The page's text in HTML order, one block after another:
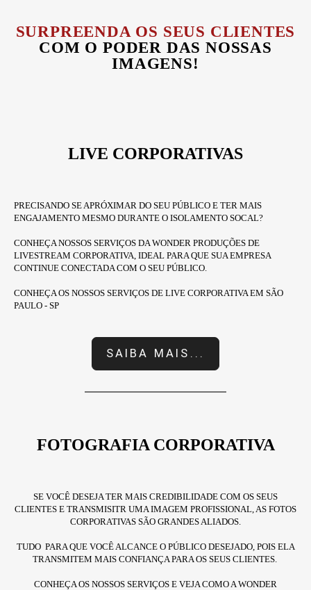
SURPREENDA OS SEUS CLIENTES
COM O PODER DAS NOSSAS
IMAGENS!
LIVE CORPORATIVAS
PRECISANDO SE APRÓXIMAR DO SEU PÚBLICO E TER MAIS
ENGAJAMENTO MESMO DURANTE O ISOLAMENTO SOCAL?
CONHEÇA NOSSOS SERVIÇOS DA WONDER PRODUÇÕES DE
LIVESTREAM CORPORATIVA, IDEAL PARA QUE SUA EMPRESA
CONTINUE CONECTADA COM O SEU PÚBLICO.
CONHEÇA OS NOSSOS SERVIÇOS DE LIVE CORPORATIVA EM SÃO
PAULO - SP
SAIBA MAIS...
FOTOGRAFIA CORPORATIVA
SE VOCÊ DESEJA TER MAIS CREDIBILIDADE COM OS SEUS
CLIENTES E TRANSMISITR UMA IMAGEM PROFISSIONAL, AS FOTOS
CORPORATIVAS SÃO GRANDES ALIADOS.
TUDO PARA QUE VOCÊ ALCANCE O PÚBLICO DESEJADO, POIS ELA
TRANSMITEM MAIS CONFIANÇA PARA OS SEUS CLIENTES.
CONHEÇA OS NOSSOS SERVIÇOS E VEJA COMO A WONDER